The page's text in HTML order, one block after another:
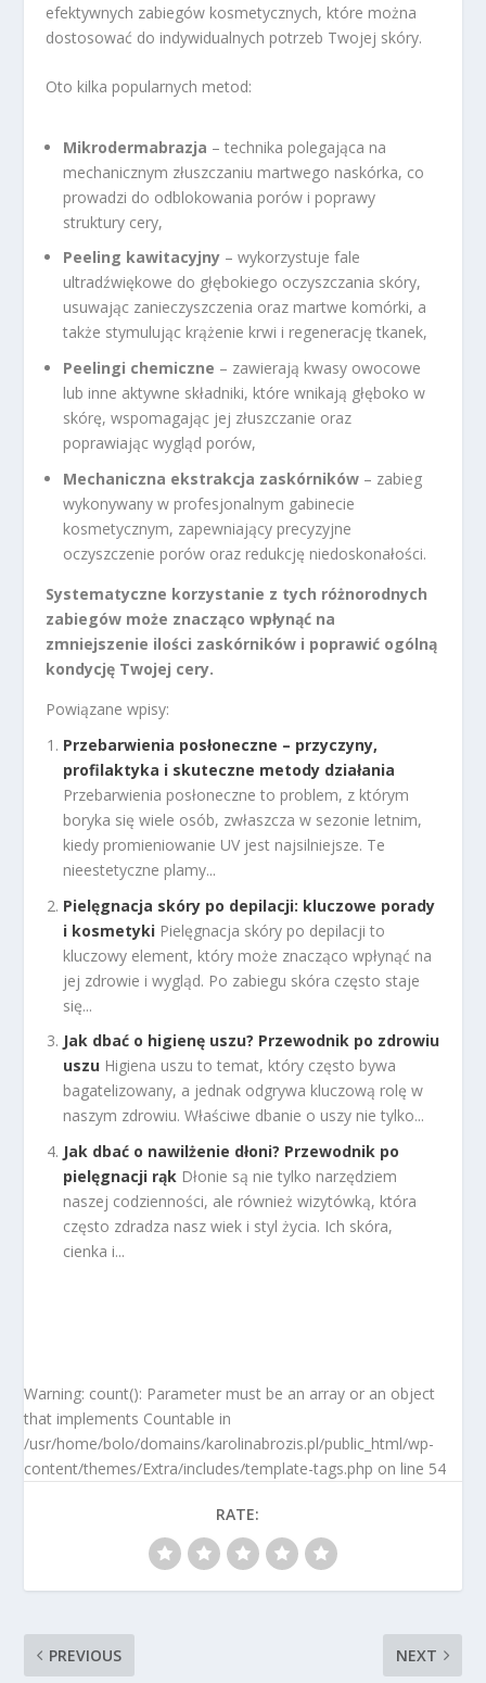
efektywnych zabiegów kosmetycznych, które można
dostosować do indywidualnych potrzeb Twojej skóry.
Oto kilka popularnych metod:
Mikrodermabrazja – technika polegająca na
mechanicznym złuszczaniu martwego naskórka, co
prowadzi do odblokowania porów i poprawy
struktury cery,
Peeling kawitacyjny – wykorzystuje fale
ultradźwiękowe do głębokiego oczyszczania skóry,
usuwając zanieczyszczenia oraz martwe komórki, a
także stymulując krążenie krwi i regenerację tkanek,
Peelingi chemiczne – zawierają kwasy owocowe
lub inne aktywne składniki, które wnikają głęboko w
skórę, wspomagając jej złuszczanie oraz
poprawiając wygląd porów,
Mechaniczna ekstrakcja zaskórników – zabieg
wykonywany w profesjonalnym gabinecie
kosmetycznym, zapewniający precyzyjne
oczyszczenie porów oraz redukcję niedoskonałości.
Systematyczne korzystanie z tych różnorodnych
zabiegów może znacząco wpłynąć na
zmniejszenie ilości zaskórników i poprawić ogólną
kondycję Twojej cery.
Powiązane wpisy:
Przebarwienia posłoneczne – przyczyny,
profilaktyka i skuteczne metody działania
Przebarwienia posłoneczne to problem, z którym
boryka się wiele osób, zwłaszcza w sezonie letnim,
kiedy promieniowanie UV jest najsilniejsze. Te
nieestetyczne plamy...
Pielęgnacja skóry po depilacji: kluczowe porady
i kosmetyki Pielęgnacja skóry po depilacji to
kluczowy element, który może znacząco wpłynąć na
jej zdrowie i wygląd. Po zabiegu skóra często staje
się...
Jak dbać o higienę uszu? Przewodnik po zdrowiu
uszu Higiena uszu to temat, który często bywa
bagatelizowany, a jednak odgrywa kluczową rolę w
naszym zdrowiu. Właściwe dbanie o uszy nie tylko...
Jak dbać o nawilżenie dłoni? Przewodnik po
pielęgnacji rąk Dłonie są nie tylko narzędziem
naszej codzienności, ale również wizytówką, która
często zdradza nasz wiek i styl życia. Ich skóra,
cienka i...
Warning: count(): Parameter must be an array or an object
that implements Countable in
/usr/home/bolo/domains/karolinabrozis.pl/public_html/wp-
content/themes/Extra/includes/template-tags.php on line 54
RATE:
PREVIOUS NEXT